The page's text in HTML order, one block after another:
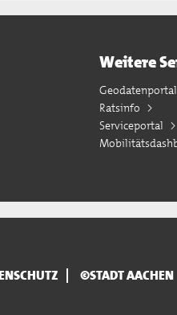
Weitere
Geodatenportal
Ratsinfo
Serviceportal
©STADT AACHEN